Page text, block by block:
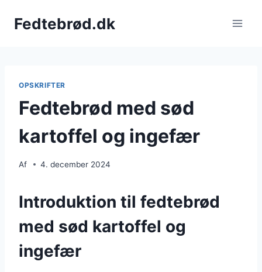
Fedtebrød.dk
OPSKRIFTER
Fedtebrød med sød
kartoffel og ingefær
Af 4. december 2024
Introduktion til fedtebrød
med sød kartoffel og
ingefær